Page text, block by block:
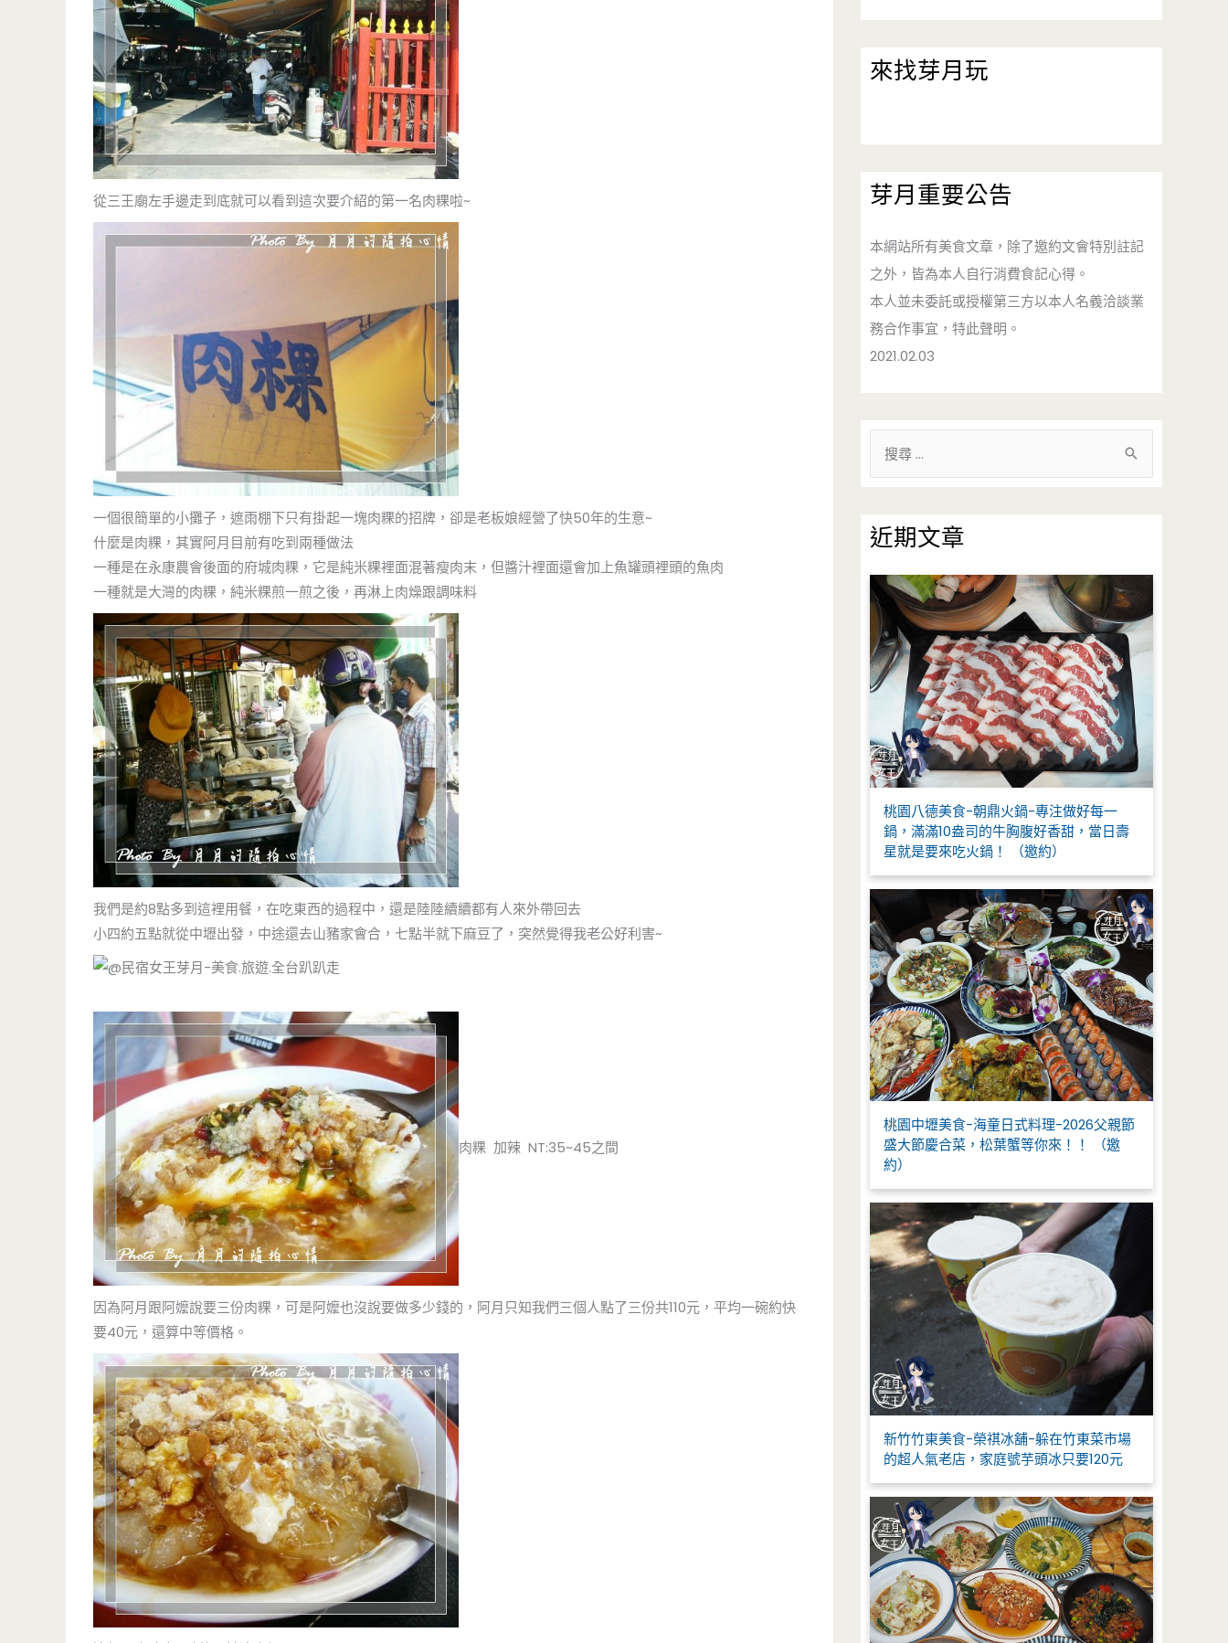
從三王廟左手邊走到底就可以看到這次要介紹的第一名肉粿啦~
一個很簡單的小攤子，遮雨棚下只有掛起一塊肉粿的招牌，卻是老板娘經營了快50年的生意~
什麼是肉粿，其實阿月目前有吃到兩種做法
一種是在永康農會後面的府城肉粿，它是純米粿裡面混著瘦肉末，但醬汁裡面還會加上魚罐頭裡頭的魚肉
一種就是大灣的肉粿，純米粿煎一煎之後，再淋上肉燥跟調味料
我們是約8點多到這裡用餐，在吃東西的過程中，還是陸陸續續都有人來外帶回去
小四約五點就從中壢出發，中途還去山豬家會合，七點半就下麻豆了，突然覺得我老公好利害~
肉粿 加辣 NT:35~45之間
因為阿月跟阿嬤說要三份肉粿，可是阿嬤也沒說要做多少錢的，阿月只知我們三個人點了三份共110元，平均一碗約快
要40元，還算中等價格。
來找芽月玩
芽月重要公告
本網站所有美食文章，除了邀約文會特別註記
之外，皆為本人自行消費食記心得。
本人並未委託或授權第三方以本人名義洽談業
務合作事宜，特此聲明。
2021.02.03
鍵
字
:
近期文章
桃園八德美食-朝鼎火鍋-專注做好每一
鍋，滿滿10盎司的牛胸腹好香甜，當日壽
星就是要來吃火鍋！ （邀約）
桃園中壢美食-海童日式料理-2026父親節
盛大節慶合菜，松葉蟹等你來！！ （邀
約）
新竹竹東美食-榮祺冰舖-躲在竹東菜市場
的超人氣老店，家庭號芋頭冰只要120元